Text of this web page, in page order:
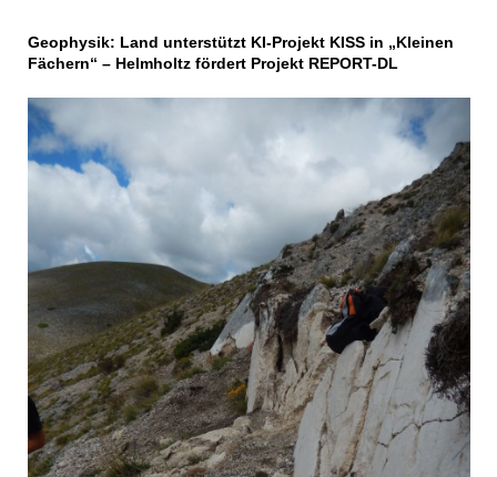
Geophysik: Land unterstützt KI-Projekt KISS in „Kleinen
Fächern“ – Helmholtz fördert Projekt REPORT-DL